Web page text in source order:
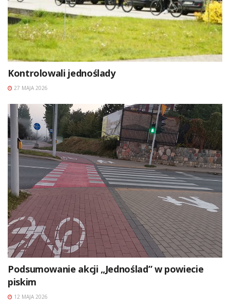
Kontrolowali jednoślady
27 MAJA 2026
Podsumowanie akcji „Jednoślad” w powiecie
piskim
12 MAJA 2026